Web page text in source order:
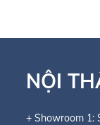
NỘI
+ Showroom 1: